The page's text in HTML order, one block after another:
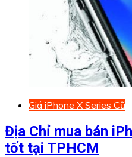
Giá iPhone X Series Cũ
Địa Chỉ mua bán
tốt tại TPHCM